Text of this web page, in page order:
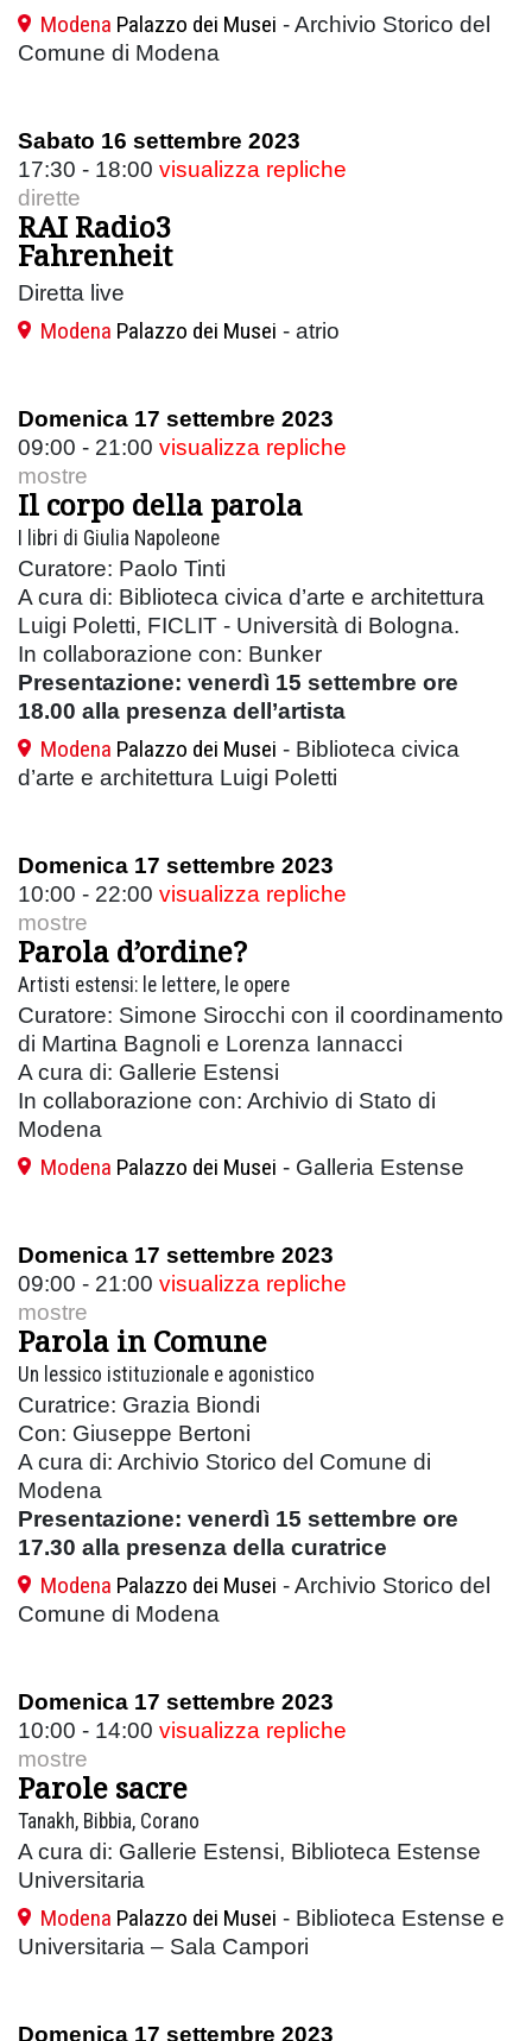
Modena Palazzo dei Musei - Archivio Storico del
Comune di Modena
Sabato 16 settembre 2023
17:30 - 18:00 visualizza repliche
dirette
RAI Radio3
Fahrenheit
Diretta live
Modena Palazzo dei Musei - atrio
Domenica 17 settembre 2023
09:00 - 21:00 visualizza repliche
mostre
Il corpo della parola
I libri di Giulia Napoleone
Curatore: Paolo Tinti
A cura di: Biblioteca civica d’arte e architettura
Luigi Poletti, FICLIT - Università di Bologna.
In collaborazione con: Bunker
Presentazione: venerdì 15 settembre ore
18.00 alla presenza dell’artista
Modena Palazzo dei Musei - Biblioteca civica
d’arte e architettura Luigi Poletti
Domenica 17 settembre 2023
10:00 - 22:00 visualizza repliche
mostre
Parola d’ordine?
Artisti estensi: le lettere, le opere
Curatore: Simone Sirocchi con il coordinamento
di Martina Bagnoli e Lorenza Iannacci
A cura di: Gallerie Estensi
In collaborazione con: Archivio di Stato di
Modena
Modena Palazzo dei Musei - Galleria Estense
Domenica 17 settembre 2023
09:00 - 21:00 visualizza repliche
mostre
Parola in Comune
Un lessico istituzionale e agonistico
Curatrice: Grazia Biondi
Con: Giuseppe Bertoni
A cura di: Archivio Storico del Comune di
Modena
Presentazione: venerdì 15 settembre ore
17.30 alla presenza della curatrice
Modena Palazzo dei Musei - Archivio Storico del
Comune di Modena
Domenica 17 settembre 2023
10:00 - 14:00 visualizza repliche
mostre
Parole sacre
Tanakh, Bibbia, Corano
A cura di: Gallerie Estensi, Biblioteca Estense
Universitaria
Modena Palazzo dei Musei - Biblioteca Estense e
Universitaria – Sala Campori
Domenica 17 settembre 2023